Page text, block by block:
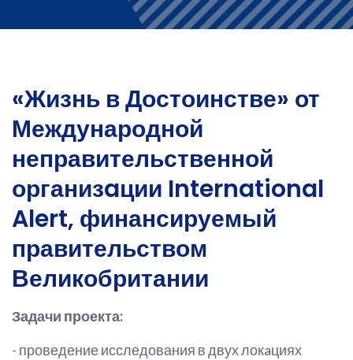
«Жизнь в Достоинстве» от
Международной
неправительственной
организaции International
Alert, финансируемый
правительством
Великобритании
Задачи проекта:
- проведение исследования в двух локaциях